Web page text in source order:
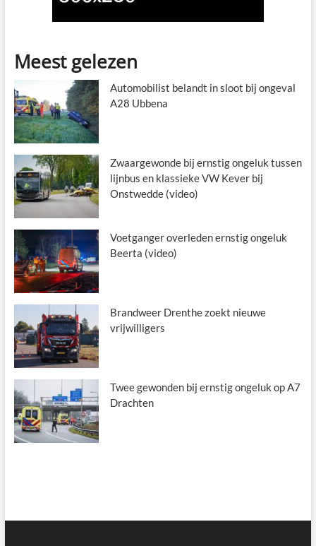
Meest gelezen
Automobilist belandt in sloot bij ongeval
A28 Ubbena
Zwaargewonde bij ernstig ongeluk tussen
lijnbus en klassieke VW Kever bij
Onstwedde (video)
Voetganger overleden ernstig ongeluk
Beerta (video)
Brandweer Drenthe zoekt nieuwe
vrijwilligers
Twee gewonden bij ernstig ongeluk op A7
Drachten